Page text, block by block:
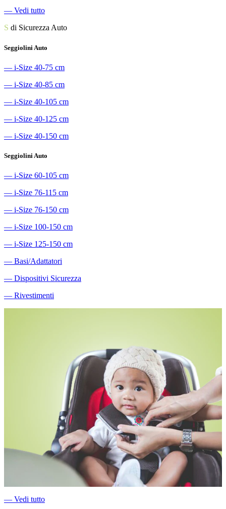
― Vedi tutto
S di Sicurezza Auto
Seggiolini Auto
― i-Size 40-75 cm
― i-Size 40-85 cm
― i-Size 40-105 cm
― i-Size 40-125 cm
― i-Size 40-150 cm
Seggiolini Auto
― i-Size 60-105 cm
― i-Size 76-115 cm
― i-Size 76-150 cm
― i-Size 100-150 cm
― i-Size 125-150 cm
― Basi/Adattatori
― Dispositivi Sicurezza
― Rivestimenti
― Vedi tutto